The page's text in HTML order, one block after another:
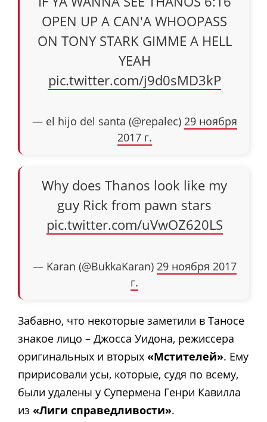
OPEN UP A CAN'A WHOOPASS
ON TONY STARK GIMME A HELL
YEAH
pic.twitter.com/j9d0sMD3kP
— el hijo del santa (@repalec) 29 ноября
2017 г.
Why does Thanos look like my
guy Rick from pawn stars
pic.twitter.com/uVwOZ620LS
— Karan (@BukkaKaran) 29 ноября 2017
г.
Забавно, что некоторые заметили в Таносе
знакое лицо – Джосса Уидона, режиссера
оригинальных и вторых «Мстителей». Ему
пририсовали усы, которые, судя по всему,
были удалены у Супермена Генри Кавилла
из «Лиги справедливости».